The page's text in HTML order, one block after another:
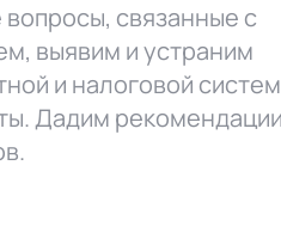
связанные с
выявим и устраним
и налоговой
Дадим